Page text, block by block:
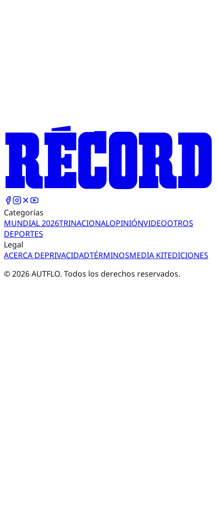
Categorías
MUNDIAL 2026TRINACIONALOPINIÓNVIDEOOTROS
DEPORTES
Legal
ACERCA DEPRIVACIDADTÉRMINOSMEDIA KITEDICIONES
©2026AUTFLO. Todos los derechos reservados.